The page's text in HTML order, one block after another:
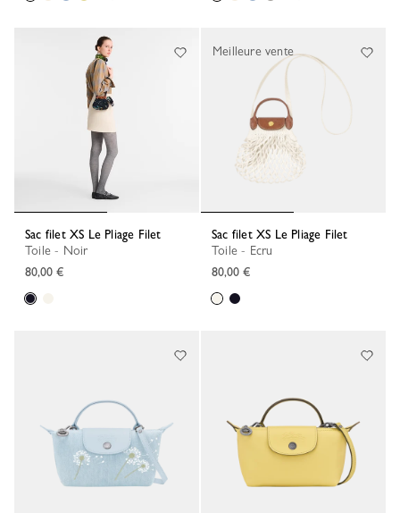
Sac filet XS Le Pliage Filet
Toile - Noir
80,00 €
Sac filet XS Le Pliage Filet
Toile - Ecru
80,00 €
Meilleure vente